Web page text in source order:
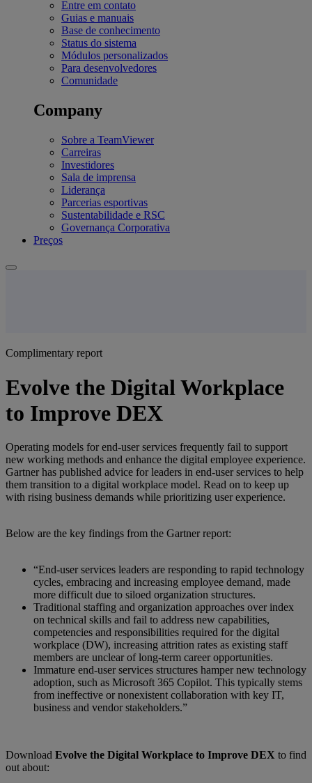
Entre em contato
Guias e manuais
Base de conhecimento
Status do sistema
Módulos personalizados
Para desenvolvedores
Comunidade
Company
Sobre a TeamViewer
Carreiras
Investidores
Sala de imprensa
Liderança
Parcerias esportivas
Sustentabilidade e RSC
Governança Corporativa
Preços
Complimentary report
Evolve the Digital Workplace
to Improve DEX
Operating models for end-user services frequently fail to support
new working methods and enhance the digital employee experience.
Gartner has published advice for leaders in end-user services to help
them transition to a digital workplace model. Read on to keep up
with rising business demands while prioritizing user experience.
Below are the key findings from the Gartner report:
“End-user services leaders are responding to rapid technology
cycles, embracing and increasing employee demand, made
more difficult due to siloed organization structures.
Traditional staffing and organization approaches over index
on technical skills and fail to address new capabilities,
competencies and responsibilities required for the digital
workplace (DW), increasing attrition rates as existing staff
members are unclear of long-term career opportunities.
Immature end-user services structures hamper new technology
adoption, such as Microsoft 365 Copilot. This typically stems
from ineffective or nonexistent collaboration with key IT,
business and vendor stakeholders.”
Download Evolve the Digital Workplace to Improve DEX to find
out about: